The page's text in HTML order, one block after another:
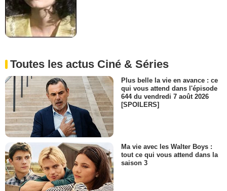
Toutes les actus Ciné & Séries
Plus belle la vie en avance : ce
qui vous attend dans l'épisode
644 du vendredi 7 août 2026
[SPOILERS]
Ma vie avec les Walter Boys :
tout ce qui vous attend dans la
saison 3